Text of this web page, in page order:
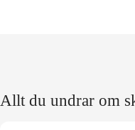
Allt du undrar om